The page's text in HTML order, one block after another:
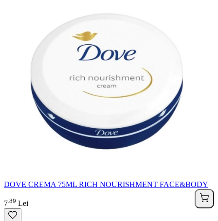
DOVE CREMA 75ML RICH NOURISHMENT FACE&BODY
7 89 Lei